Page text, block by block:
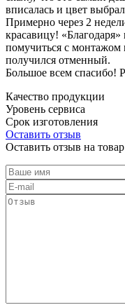
вписалась и цвет
Примерно через 2
красавицу!
помучиться с монтажом
получился отменный.
Большое всем спасибо!
Качество продукции
Уровень сервиса
Срок изготовления
Оставить отзыв
Оставить отзыв на